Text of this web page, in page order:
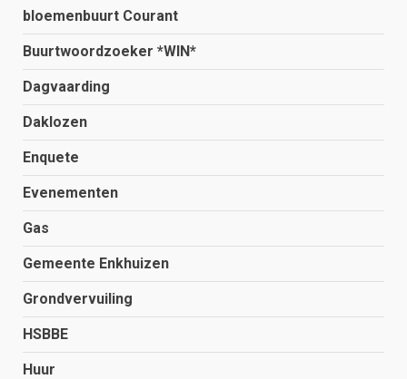
bloemenbuurt Courant
Buurtwoordzoeker *WIN*
Dagvaarding
Daklozen
Enquete
Evenementen
Gas
Gemeente Enkhuizen
Grondvervuiling
HSBBE
Huur